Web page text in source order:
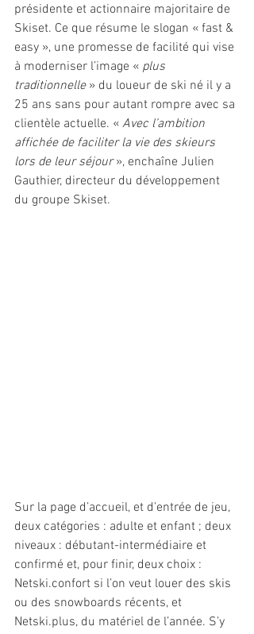
présidente et actionnaire majoritaire de
Skiset. Ce que résume le slogan « fast &
easy », une promesse de facilité qui vise
à moderniser l’image « plus
traditionnelle » du loueur de ski né il y a
25 ans sans pour autant rompre avec sa
clientèle actuelle. « Avec l’ambition
affichée de faciliter la vie des skieurs
lors de leur séjour », enchaîne Julien
Gauthier, directeur du développement
du groupe Skiset.
Sur la page d’accueil, et d’entrée de jeu,
deux catégories : adulte et enfant ; deux
niveaux : débutant-intermédiaire et
confirmé et, pour finir, deux choix :
Netski.confort si l’on veut louer des skis
ou des snowboards récents, et
Netski.plus, du matériel de l’année. S’y